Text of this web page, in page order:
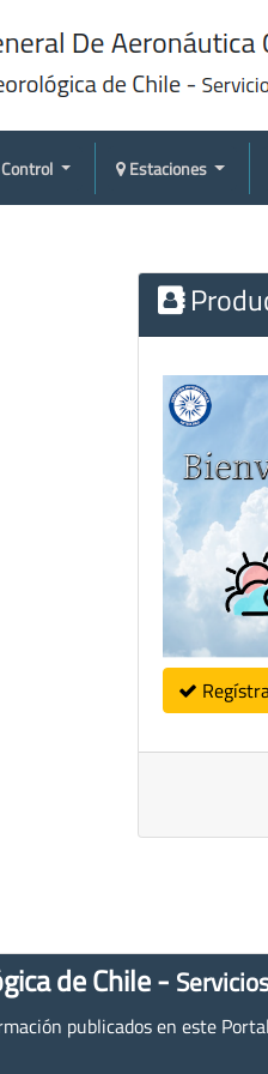
Control Estaciones
de Chile -
publicados en este